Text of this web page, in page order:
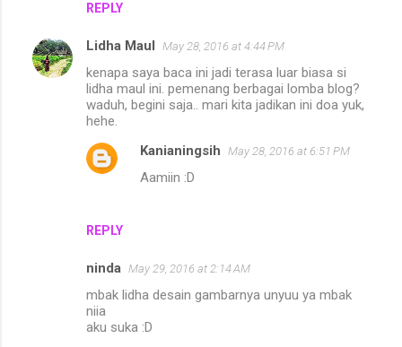
REPLY
Lidha Maul May 28, 2016 at 4:44 PM
kenapa saya baca ini jadi terasa luar biasa si
lidha maul ini. pemenang berbagai lomba blog?
waduh, begini saja.. mari kita jadikan ini doa yuk,
hehe.
REPLY
Kanianingsih May 28, 2016 at 6:51 PM
Aamiin :D
ninda May 29, 2016 at 2:14 AM
mbak lidha desain gambarnya unyuu ya mbak
niia
aku suka :D